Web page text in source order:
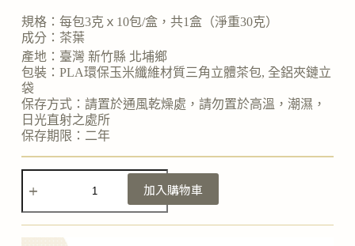
規格：每包3克ｘ10包/盒，共1盒（淨重30克）
成分：茶葉
產地：臺灣 新竹縣 北埔鄉
包裝：PLA環保玉米纖維材質三角立體茶包, 全鋁夾鏈立
袋
保存方式：請置於通風乾燥處，請勿置於高溫，潮濕，
日光直射之處所
保存期限：二年
加入購物車
A
t